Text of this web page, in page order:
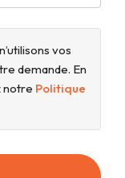
vos
demande. En
notre Politique